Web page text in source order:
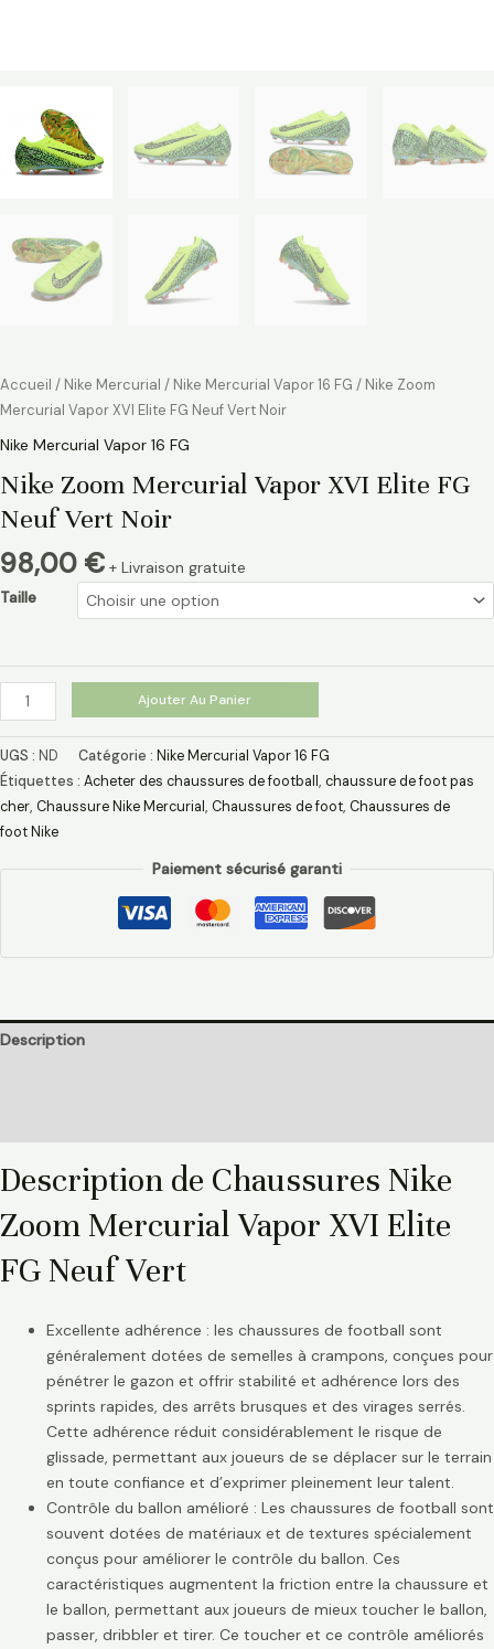
Accueil / Nike Mercurial / Nike Mercurial Vapor 16 FG / Nike Zoom
Mercurial Vapor XVI Elite FG Neuf Vert Noir
Nike Mercurial Vapor 16 FG
Nike Zoom Mercurial Vapor XVI Elite FG
Neuf Vert Noir
98,00 € + Livraison gratuite
Taille
Ajouter Au Panier
UGS : ND Catégorie : Nike Mercurial Vapor 16 FG
Étiquettes : Acheter des chaussures de football , chaussure de foot pas
cher​, Chaussure Nike Mercurial​ , Chaussures de foot, Chaussures de
foot Nike
Paiement sécurisé garanti
Description
Description de Chaussures Nike
Zoom Mercurial Vapor XVI Elite
FG Neuf Vert
Excellente adhérence : les chaussures de football sont
généralement dotées de semelles à crampons, conçues pour
pénétrer le gazon et offrir stabilité et adhérence lors des
sprints rapides, des arrêts brusques et des virages serrés.
Cette adhérence réduit considérablement le risque de
glissade, permettant aux joueurs de se déplacer sur le terrain
en toute confiance et d’exprimer pleinement leur talent.
Contrôle du ballon amélioré : Les chaussures de football sont
souvent dotées de matériaux et de textures spécialement
conçus pour améliorer le contrôle du ballon. Ces
caractéristiques augmentent la friction entre la chaussure et
le ballon, permettant aux joueurs de mieux toucher le ballon,
passer, dribbler et tirer. Ce toucher et ce contrôle améliorés